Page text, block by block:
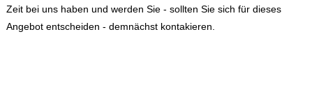
Zeit bei uns haben und werden Sie - sollten Sie sich für dieses
Angebot entscheiden - demnächst kontakieren.